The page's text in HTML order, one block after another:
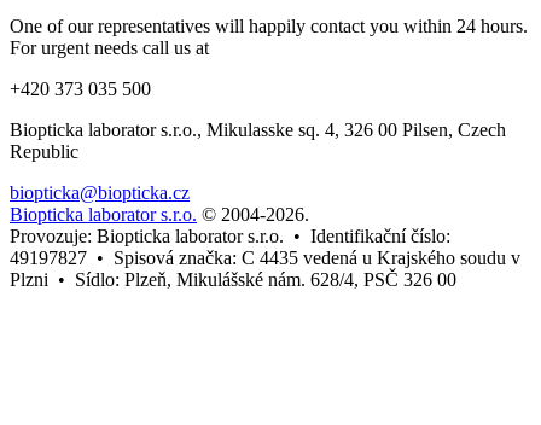
One of our representatives will happily contact you within 24 hours.
For urgent needs call us at
+420 373 035 500
Biopticka laborator s.r.o., Mikulasske sq. 4, 326 00 Pilsen, Czech
Republic
biopticka@biopticka.cz
Biopticka laborator s.r.o. © 2004-2026.
Provozuje: Biopticka laborator s.r.o. • Identifikační číslo:
49197827 • Spisová značka: C 4435 vedená u Krajského soudu v
Plzni • Sídlo: Plzeň, Mikulášské nám. 628/4, PSČ 326 00